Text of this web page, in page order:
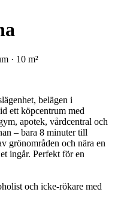
· 10 m²
belägen i
ett köpcentrum med
apotek, vårdcentral och
– bara 8 minuter till
grönområden och nära en
ingår. Perfekt för en
och icke-rökare med